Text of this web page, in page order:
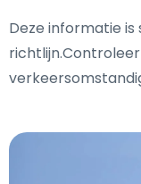
Deze informatie